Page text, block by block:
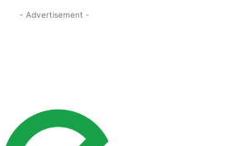
- Advertisement -